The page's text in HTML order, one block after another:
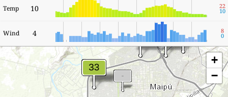
Temp 10 22
10
Wind 4 8
0
+
−